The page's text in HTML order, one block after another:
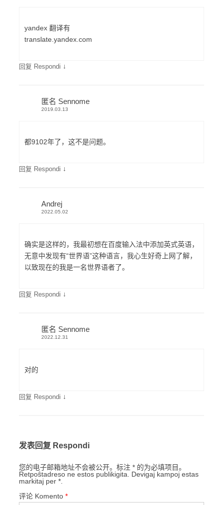
yandex 翻译有
translate.yandex.com
回复 Respondi ↓
匿名 Sennome
2019.03.13
都9102年了，这不是问题。
回复 Respondi ↓
Andrej
2022.05.02
确实是这样的，我最初想在百度输入法中添加英式英语，
无意中发现有“世界语”这种语言，我心生好奇上网了解，
以致现在的我是一名世界语者了。
回复 Respondi ↓
匿名 Sennome
2022.12.31
对的
回复 Respondi ↓
发表回复 Respondi
您的电子邮箱地址不会被公开。标注 * 的为必填项目。
Retpoŝtadreso ne estos publikigita. Devigaj kampoj estas
markitaj per *.
评论 Komento *